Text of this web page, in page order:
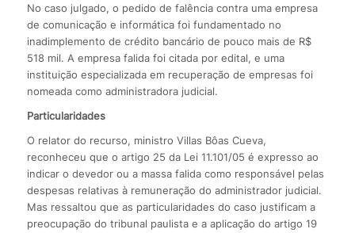
No caso julgado, o pedido de falência contra uma empresa
de comunicação e informática foi fundamentado no
inadimplemento de crédito bancário de pouco mais de R$
518 mil. A empresa falida foi citada por edital, e uma
instituição especializada em recuperação de empresas foi
nomeada como administradora judicial.
Particularidades
O relator do recurso, ministro Villas Bôas Cueva,
reconheceu que o artigo 25 da Lei 11.101/05 é expresso ao
indicar o devedor ou a massa falida como responsável pelas
despesas relativas à remuneração do administrador judicial.
Mas ressaltou que as particularidades do caso justificam a
preocupação do tribunal paulista e a aplicação do artigo 19